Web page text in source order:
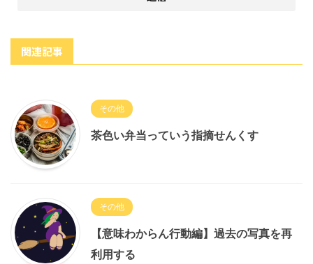
関連記事
その他
茶色い弁当っていう指摘せんくす
その他
【意味わからん行動編】過去の写真を再
利用する